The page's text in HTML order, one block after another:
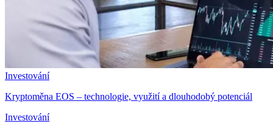
Investování
Kryptoměna EOS – technologie, využití a dlouhodobý potenciál
Investování